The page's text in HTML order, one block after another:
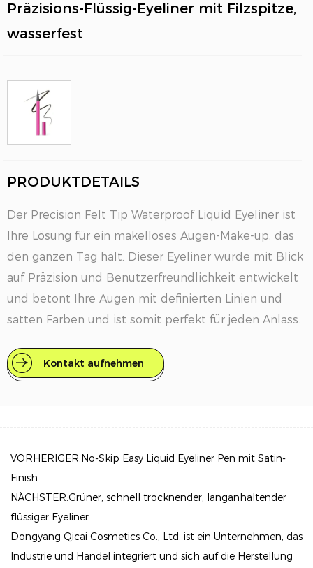
Präzisions-Flüssig-Eyeliner mit Filzspitze,
wasserfest
PRODUKTDETAILS
Der Precision Felt Tip Waterproof Liquid Eyeliner ist
Ihre Lösung für ein makelloses Augen-Make-up, das
den ganzen Tag hält. Dieser Eyeliner wurde mit Blick
auf Präzision und Benutzerfreundlichkeit entwickelt
und betont Ihre Augen mit definierten Linien und
satten Farben und ist somit perfekt für jeden Anlass.
Hauptmerkmale
Präzise Anwendung: Der Applikator mit Filzspitze
einen dramatischen Cat-Eye-Look bevorzugen, dieser
Eyeliner passt sich Ihrem Stil an.
Langanhaltende Formel: Unsere wasserfeste Formel
sorgt dafür, dass Ihr Eyeliner an Ort und Stelle bleibt
und den ganzen Tag über nicht verschmiert und
verblasst. Genießen Sie die Sicherheit eines
Kontakt aufnehmen
VORHERIGER:No-Skip Easy Liquid Eyeliner Pen mit Satin-
Finish
NÄCHSTER:Grüner, schnell trocknender, langanhaltender
flüssiger Eyeliner
Dongyang Qicai Cosmetics Co., Ltd. ist ein Unternehmen, das
Industrie und Handel integriert und sich auf die Herstellung